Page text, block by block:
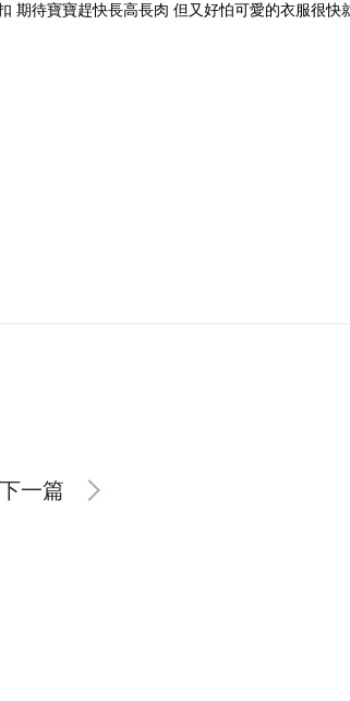
期待寶寶趕快長高長肉 但又好怕可愛的衣服很快
下一篇